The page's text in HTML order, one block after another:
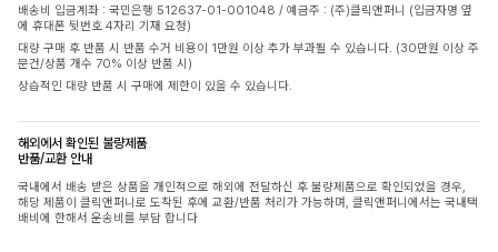
배송비 입금계좌 : 국민은행 512637-01-001048 / 예금주 : (주)클릭앤퍼니 (입금자명 옆
에 휴대폰 뒷번호 4자리 기재 요청)
대량 구매 후 반품 시 반품 수거 비용이 1만원 이상 추가 부과될 수 있습니다. (30만원 이상 주
문건/상품 개수 70% 이상 반품 시)
상습적인 대량 반품 시 구매에 제한이 있을 수 있습니다.
해외에서 확인된 불량제품
반품/교환 안내
국내에서 배송 받은 상품을 개인적으로 해외에 전달하신 후 불량제품으로 확인되었을 경우,
해당 제품이 클릭앤퍼니로 도착된 후에 교환/반품 처리가 가능하며, 클릭앤퍼니에서는 국내택
배비에 한해서 운송비를 부담 합니다